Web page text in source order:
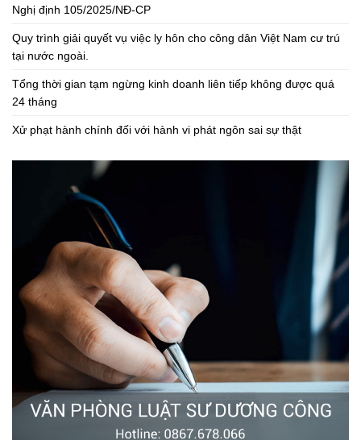
Nghị định 105/2025/NĐ-CP
Quy trình giải quyết vụ việc ly hôn cho công dân Việt Nam cư trú
tại nước ngoài.
Tổng thời gian tạm ngừng kinh doanh liên tiếp không được quá
24 tháng
Xử phạt hành chính đối với hành vi phát ngôn sai sự thật